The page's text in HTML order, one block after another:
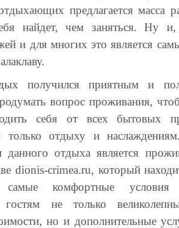
предлагается масса
найдет, чем заняться. Ну
и для многих это является
получился приятным и
вопрос проживания,
себя от всех бытовых
только отдыху и
данного отдыха является
dionis-crimea.ru, который
самые комфортные
гостям не только
но и дополнительные